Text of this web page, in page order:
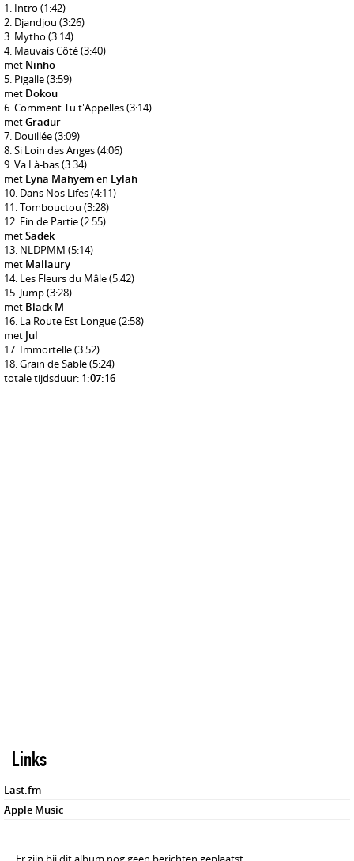
Intro (1:42)
Djandjou (3:26)
Mytho (3:14)
Mauvais Côté(3:40)
met Ninho
Pigalle(3:59)
met Dokou
Comment Tu t'Appelles(3:14)
metGradur
Douillée(3:09)
Si Loin des Anges(4:06)
Va Là-bas(3:34)
met Lyna Mahyemen Lylah
Dans Nos Lifes(4:11)
Tombouctou (3:28)
Fin de Partie(2:55)
metSadek
NLDPMM (5:14)
met Mallaury
Les Fleurs du Mâle(5:42)
Jump(3:28)
met Black M
La Route Est Longue(2:58)
met Jul
Immortelle(3:52)
Grain de Sable(5:24)
totale tijdsduur: 1:07:16
Links
Last.fm
Apple Music